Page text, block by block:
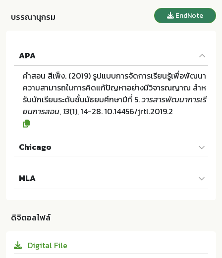
บรรณานุกรม EndNote
APA
คำสอน สีเพ็ง. (2019) รูปแบบการจัดการเรียนรู้เพื่อพัฒนา
ความสามารถในการคิดแก้ปัญหาอย่างมีวิจารณญาณ สำห
รับนักเรียนระดับชั้นมัธยมศึกษาปีที่ 5.วารสารพัฒนาการเรี
ยนการสอน, 13(1), 14-28. 10.14456/jrtl.2019.2
Chicago
ามารถในการคิดแก้ปัญหาอย่างมีวิจารณญาณ สำหรับนักเ
รียนระดับชั้นมัธยมศึกษาปีที่ 5". วารสารพัฒนาการเรียนกา
MLA
ยนระดับชั้นมัธยมศึกษาปีที่ 5. ศูนย์สนับสนุนและพัฒนาการ
rtl.2019.2
ดิจิตอลไฟล์
Digital File